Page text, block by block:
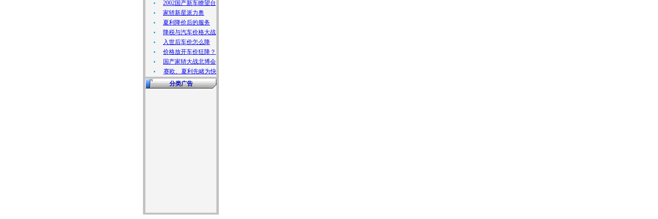
2002国产新车瞭望台
家轿新星派力奥
夏利降价后的服务
降税与汽车价格大战
入世后车价怎么降
价格放开车价狂降？
国产家轿大战北博会
赛欧、夏利先睹为快
分类广告